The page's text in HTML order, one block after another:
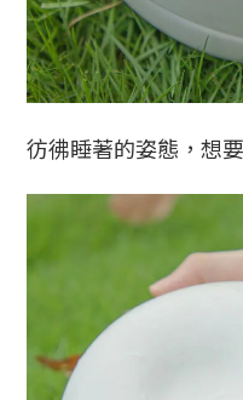
彷彿睡著的姿態，想